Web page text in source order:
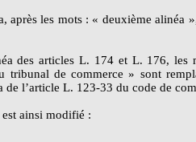
après les mots : « deuxième alinéa
des articles L. 174 et L. 176, les
tribunal de commerce » sont
l’article L. 123-33 du code de
ainsi modifié :